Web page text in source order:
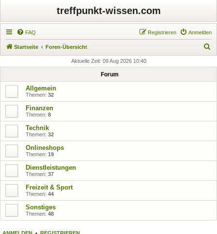
treffpunkt-wissen.com
FAQ Anmelden
Registrieren
Startseite Foren-Übersicht
h
Aktuelle Zeit: 09 Aug 2026 10:40
Forum
Allgemein
Themen: 32
Finanzen
Themen: 8
Technik
Themen: 32
Onlineshops
Themen: 19
Dienstleistungen
Themen: 37
Freizeit & Sport
Themen: 44
Sonstiges
Themen: 48